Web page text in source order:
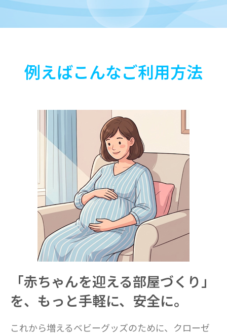
例えばこんなご利用方法
「赤ちゃんを迎える部屋づくり」
を、もっと手軽に、安全に。
これから増えるベビーグッズのために、クローゼ